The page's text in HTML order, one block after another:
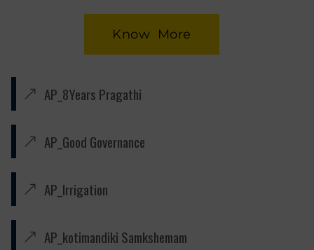
Know More
AP_8Years Pragathi
AP_Good Governance
AP_Irrigation
AP_kotimandiki Samkshemam